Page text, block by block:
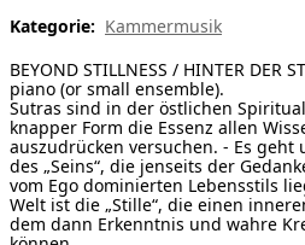
Kategorie: Kammermusik
BEYOND STILLNESS / HINTER DER
piano (or small ensemble).
Sutras sind in der östlichen
knapper Form die Essenz allen
auszudrücken versuchen. - Es geht
des „Seins“, die jenseits der
vom Ego dominierten Lebensstils
Welt ist die „Stille“, die einen
dem dann Erkenntnis und wahre